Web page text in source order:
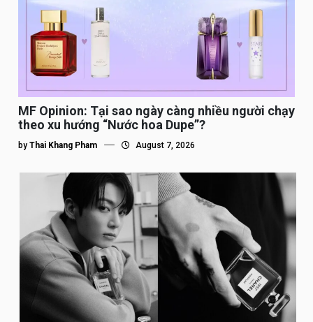
MF Opinion: Tại sao ngày càng nhiều người chạy
theo xu hướng “Nước hoa Dupe”?
by Thai Khang Pham August 7, 2026